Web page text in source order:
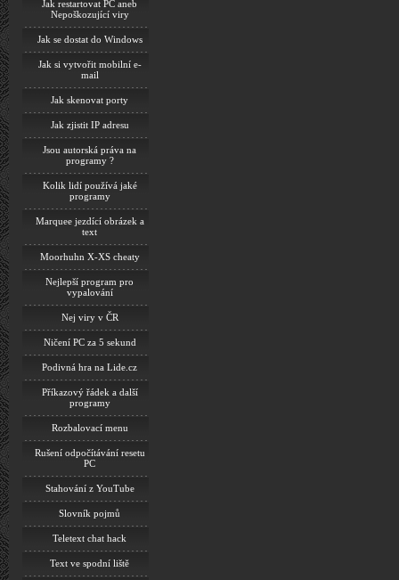
Jak restartovat PC aneb
Nepoškozující viry
Jak se dostat do Windows
Jak si vytvořit mobilní e-
mail
Jak skenovat porty
Jak zjistit IP adresu
Jsou autorská práva na
programy ?
Kolik lidí používá jaké
programy
Marquee jezdící obrázek a
text
Moorhuhn X-XS cheaty
Nejlepší program pro
vypalování
Nej viry v ČR
Ničení PC za 5 sekund
Podivná hra na Lide.cz
Příkazový řádek a další
programy
Rozbalovací menu
Rušení odpočítávání resetu
PC
Stahování z YouTube
Slovník pojmů
Teletext chat hack
Text ve spodní liště